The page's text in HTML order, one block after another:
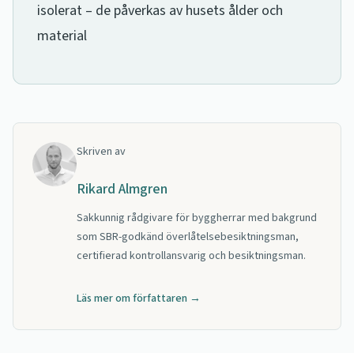
isolerat – de påverkas av husets ålder och
material
Skriven av
Rikard Almgren
Sakkunnig rådgivare för byggherrar med bakgrund
som SBR-godkänd överlåtelsebesiktningsman,
certifierad kontrollansvarig och besiktningsman.
Läs mer om författaren →